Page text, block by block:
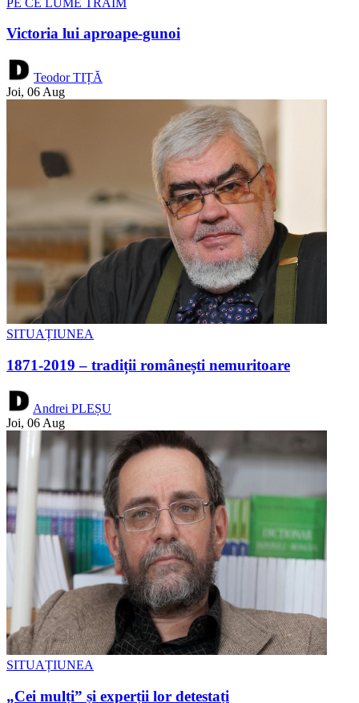
Victoria lui aproape-gunoi
Teodor TIȚĂ
Joi, 06 Aug
SITUAȚIUNEA
1871-2019 – tradiții românești nemuritoare
Andrei PLEȘU
Joi, 06 Aug
SITUAȚIUNEA
„Cei mulți” și experții lor detestați